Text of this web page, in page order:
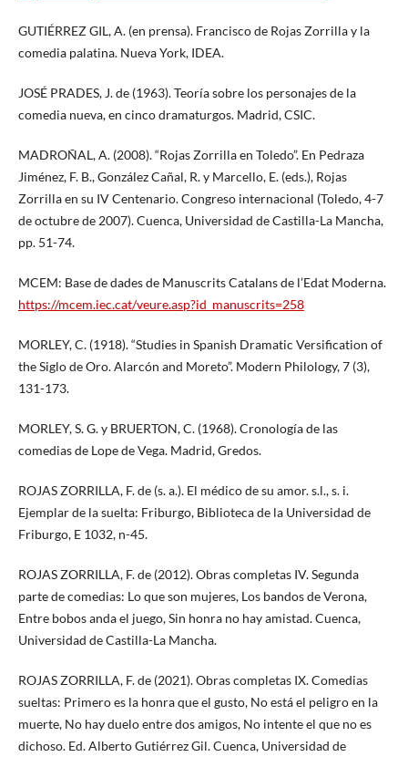
GUTIÉRREZ GIL, A. (en prensa). Francisco de Rojas Zorrilla y la
comedia palatina. Nueva York, IDEA.
JOSÉ PRADES, J. de (1963). Teoría sobre los personajes de la
comedia nueva, en cinco dramaturgos. Madrid, CSIC.
MADROÑAL, A. (2008). “Rojas Zorrilla en Toledo”. En Pedraza
Jiménez, F. B., González Cañal, R. y Marcello, E. (eds.), Rojas
Zorrilla en su IV Centenario. Congreso internacional (Toledo, 4-7
de octubre de 2007). Cuenca, Universidad de Castilla-La Mancha,
pp. 51-74.
MCEM: Base de dades de Manuscrits Catalans de l’Edat Moderna.
https://mcem.iec.cat/veure.asp?id_manuscrits=258
MORLEY, C. (1918). “Studies in Spanish Dramatic Versification of
the Siglo de Oro. Alarcón and Moreto”. Modern Philology, 7 (3),
131-173.
MORLEY, S. G. y BRUERTON, C. (1968). Cronología de las
comedias de Lope de Vega. Madrid, Gredos.
ROJAS ZORRILLA, F. de (s. a.). El médico de su amor. s.l., s. i.
Ejemplar de la suelta: Friburgo, Biblioteca de la Universidad de
Friburgo, E 1032, n-45.
ROJAS ZORRILLA, F. de (2012). Obras completas IV. Segunda
parte de comedias: Lo que son mujeres, Los bandos de Verona,
Entre bobos anda el juego, Sin honra no hay amistad. Cuenca,
Universidad de Castilla-La Mancha.
ROJAS ZORRILLA, F. de (2021). Obras completas IX. Comedias
sueltas: Primero es la honra que el gusto, No está el peligro en la
muerte, No hay duelo entre dos amigos, No intente el que no es
dichoso. Ed. Alberto Gutiérrez Gil. Cuenca, Universidad de